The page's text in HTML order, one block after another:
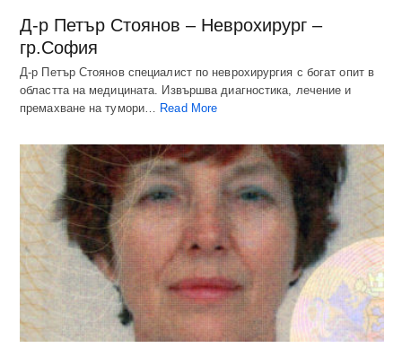
Д-р Петър Стоянов – Неврохирург –
гр.София
Д-р Петър Стоянов специалист по неврохирургия с богат опит в
областта на медицината. Извършва диагностика, лечение и
премахване на тумори…
Read More